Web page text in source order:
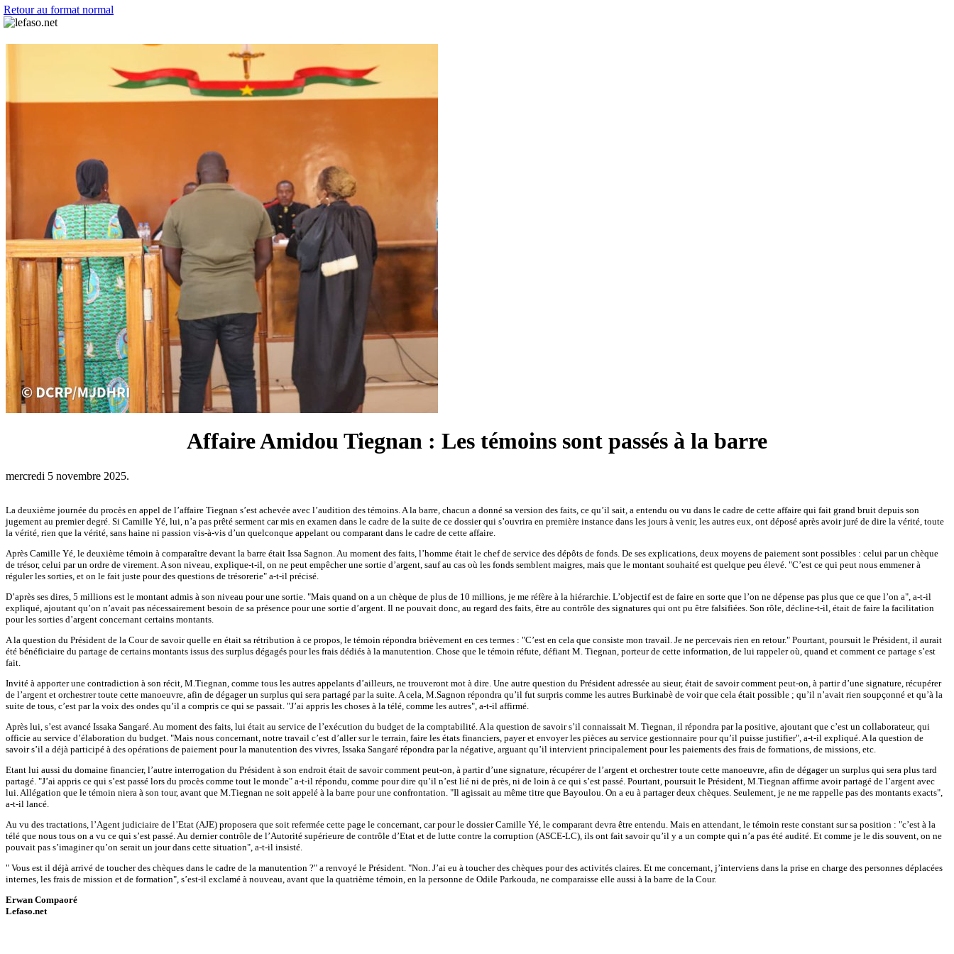
Retour au format normal
Affaire Amidou Tiegnan : Les témoins sont passés à la barre
mercredi 5 novembre 2025.
La deuxième journée du procès en appel de l’affaire Tiegnan s’est achevée avec l’audition des témoins. A la barre, chacun a donné sa version des faits, ce qu’il sait, a entendu ou vu dans le cadre de cette affaire qui fait grand bruit depuis son
jugement au premier degré. Si Camille Yé, lui, n’a pas prêté serment car mis en examen dans le cadre de la suite de ce dossier qui s’ouvrira en première instance dans les jours à venir, les autres eux, ont déposé après avoir juré de dire la vérité, toute
la vérité, rien que la vérité, sans haine ni passion vis-à-vis d’un quelconque appelant ou comparant dans le cadre de cette affaire.
Après Camille Yé, le deuxième témoin à comparaître devant la barre était Issa Sagnon. Au moment des faits, l’homme était le chef de service des dépôts de fonds. De ses explications, deux moyens de paiement sont possibles : celui par un chèque
de trésor, celui par un ordre de virement. A son niveau, explique-t-il, on ne peut empêcher une sortie d’argent, sauf au cas où les fonds semblent maigres, mais que le montant souhaité est quelque peu élevé. "C’est ce qui peut nous emmener à
réguler les sorties, et on le fait juste pour des questions de trésorerie" a-t-il précisé.
D’après ses dires, 5 millions est le montant admis à son niveau pour une sortie. "Mais quand on a un chèque de plus de 10 millions, je me réfère à la hiérarchie. L’objectif est de faire en sorte que l’on ne dépense pas plus que ce que l’on a", a-t-il
expliqué, ajoutant qu’on n’avait pas nécessairement besoin de sa présence pour une sortie d’argent. Il ne pouvait donc, au regard des faits, être au contrôle des signatures qui ont pu être falsifiées. Son rôle, décline-t-il, était de faire la facilitation
pour les sorties d’argent concernant certains montants.
A la question du Président de la Cour de savoir quelle en était sa rétribution à ce propos, le témoin répondra brièvement en ces termes : "C’est en cela que consiste mon travail. Je ne percevais rien en retour." Pourtant, poursuit le Président, il aurait
été bénéficiaire du partage de certains montants issus des surplus dégagés pour les frais dédiés à la manutention. Chose que le témoin réfute, défiant M. Tiegnan, porteur de cette information, de lui rappeler où, quand et comment ce partage s’est
fait.
Invité à apporter une contradiction à son récit, M.Tiegnan, comme tous les autres appelants d’ailleurs, ne trouveront mot à dire. Une autre question du Président adressée au sieur, était de savoir comment peut-on, à partir d’une signature, récupérer
de l’argent et orchestrer toute cette manoeuvre, afin de dégager un surplus qui sera partagé par la suite. A cela, M.Sagnon répondra qu’il fut surpris comme les autres Burkinabè de voir que cela était possible ; qu’il n’avait rien soupçonné et qu’à la
suite de tous, c’est par la voix des ondes qu’il a compris ce qui se passait. "J’ai appris les choses à la télé, comme les autres", a-t-il affirmé.
Après lui, s’est avancé Issaka Sangaré. Au moment des faits, lui était au service de l’exécution du budget de la comptabilité. A la question de savoir s’il connaissait M. Tiegnan, il répondra par la positive, ajoutant que c’est un collaborateur, qui
officie au service d’élaboration du budget. "Mais nous concernant, notre travail c’est d’aller sur le terrain, faire les états financiers, payer et envoyer les pièces au service gestionnaire pour qu’il puisse justifier", a-t-il expliqué. A la question de
savoir s’il a déjà participé à des opérations de paiement pour la manutention des vivres, Issaka Sangaré répondra par la négative, arguant qu’il intervient principalement pour les paiements des frais de formations, de missions, etc.
Etant lui aussi du domaine financier, l’autre interrogation du Président à son endroit était de savoir comment peut-on, à partir d’une signature, récupérer de l’argent et orchestrer toute cette manoeuvre, afin de dégager un surplus qui sera plus tard
partagé. "J’ai appris ce qui s’est passé lors du procès comme tout le monde" a-t-il répondu, comme pour dire qu’il n’est lié ni de près, ni de loin à ce qui s’est passé. Pourtant, poursuit le Président, M.Tiegnan affirme avoir partagé de l’argent avec
lui. Allégation que le témoin niera à son tour, avant que M.Tiegnan ne soit appelé à la barre pour une confrontation. "Il agissait au même titre que Bayoulou. On a eu à partager deux chèques. Seulement, je ne me rappelle pas des montants exacts",
a-t-il lancé.
Au vu des tractations, l’Agent judiciaire de l’Etat (AJE) proposera que soit refermée cette page le concernant, car pour le dossier Camille Yé, le comparant devra être entendu. Mais en attendant, le témoin reste constant sur sa position : "c’est à la
télé que nous tous on a vu ce qui s’est passé. Au dernier contrôle de l’Autorité supérieure de contrôle d’Etat et de lutte contre la corruption (ASCE-LC), ils ont fait savoir qu’il y a un compte qui n’a pas été audité. Et comme je le dis souvent, on ne
pouvait pas s’imaginer qu’on serait un jour dans cette situation", a-t-il insisté.
" Vous est il déjà arrivé de toucher des chèques dans le cadre de la manutention ?" a renvoyé le Président. "Non. J’ai eu à toucher des chèques pour des activités claires. Et me concernant, j’interviens dans la prise en charge des personnes déplacées
internes, les frais de mission et de formation", s’est-il exclamé à nouveau, avant que la quatrième témoin, en la personne de Odile Parkouda, ne comparaisse elle aussi à la barre de la Cour.
Erwan Compaoré
Lefaso.net